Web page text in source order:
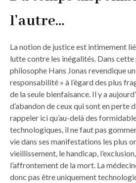
l’autre…
La notion de justice est intimement
lutte contre les inégalités. Dans
philosophe Hans Jonas revendique
responsabilité » à l’égard des plus
de la seule bienfaisance. Il y a
d’abandon de ceux qui sont en perte
rappeler ici qu’au-delà des
technologiques, il ne faut pas
vie dans ses manifestations les plus
vieillissement, le handicap,
l’affrontement de la mort. La
donc pas être uniquement